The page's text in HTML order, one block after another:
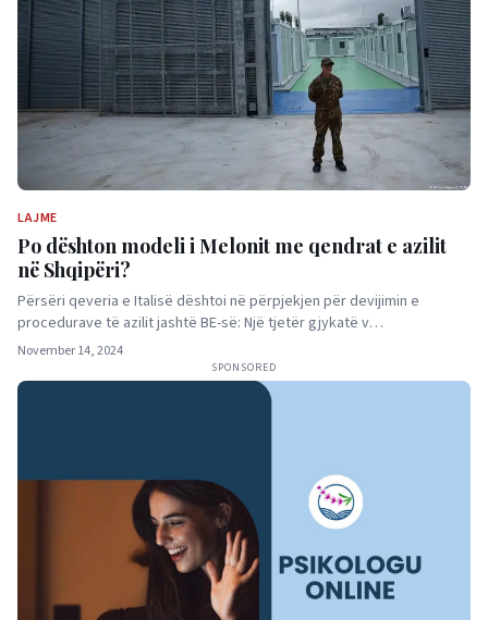
LAJME
Po dështon modeli i Melonit me qendrat e azilit
në Shqipëri?
Përsëri qeveria e Italisë dështoi në përpjekjen për devijimin e
procedurave të azilit jashtë BE-së: Një tjetër gjykatë v…
November 14, 2024
SPONSORED